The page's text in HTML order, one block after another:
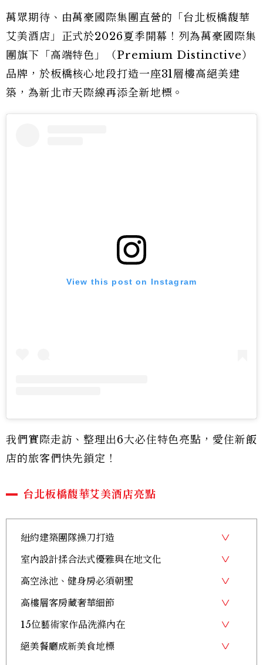
萬眾期待、由萬豪國際集團直營的「台北板橋馥華
艾美酒店」正式於2026夏季開幕！列為萬豪國際集
團旗下「高端特色」（Premium Distinctive）
品牌，於板橋核心地段打造一座31層樓高絕美建
築，為新北市天際線再添全新地標。
View this post on Instagram
我們實際走訪、整理出6大必住特色亮點，愛住新飯
店的旅客們快先鎖定！
台北板橋馥華艾美酒店亮點
紐約建築團隊操刀打造
室內設計揉合法式優雅與在地文化
高空泳池、健身房必須朝聖
高樓層客房藏奢華細節
15位藝術家作品洗滌內在
絕美餐廳成新美食地標